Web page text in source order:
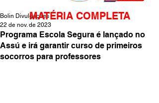
Programa Escola Segura é lançado no
Assú e irá garantir curso de primeiros
socorros para professores
Bolin Divulgações
22 de nov. de 2023
MATÉRIA COMPLETA